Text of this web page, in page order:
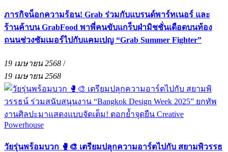
ภารกิจน็อกความร้อน! Grab ร่วมกับแบรนด์พาร์ทเนอร์ และ
ร้านค้าบน GrabFood พาพี่คนขับแกร็บฝ่ามิชชั่นเดือดบนท้อง
ถนนช่วงซัมเมอร์ไปกับแคมเปญ “Grab Summer Fighter”
19 เมษายน 2568 /
19 เมษายน 2568
วัยรุ่นพร้อมบวก 🥊🎨 เตรียมปลุกความอาร์ตไปกับ สยามพิวรรธ